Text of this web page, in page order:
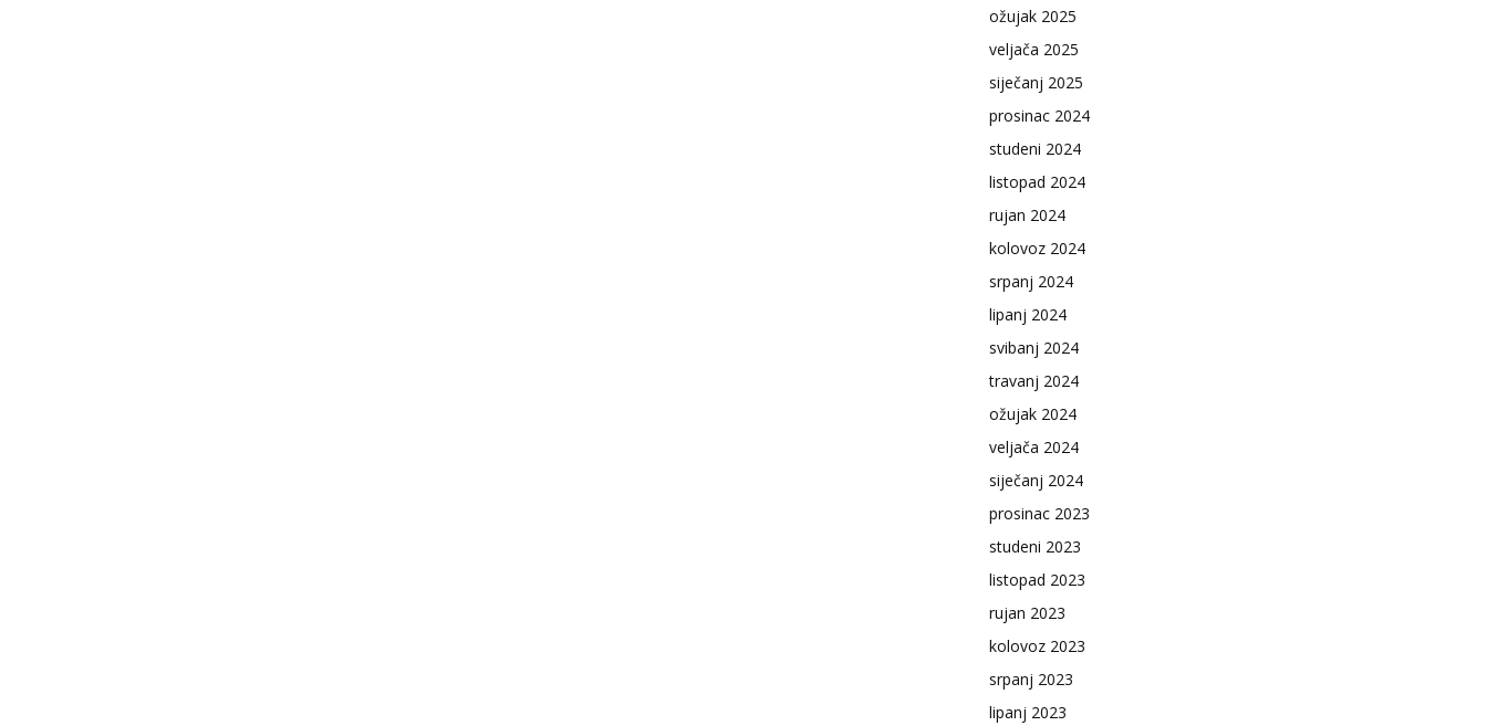
ožujak 2025
veljača 2025
siječanj 2025
prosinac 2024
studeni 2024
listopad 2024
rujan 2024
kolovoz 2024
srpanj 2024
lipanj 2024
svibanj 2024
travanj 2024
ožujak 2024
veljača 2024
siječanj 2024
prosinac 2023
studeni 2023
listopad 2023
rujan 2023
kolovoz 2023
srpanj 2023
lipanj 2023